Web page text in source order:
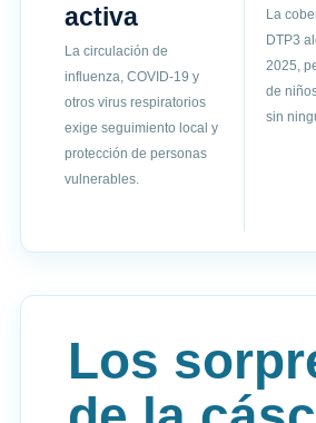
activa
La circulación de
influenza, COVID-19 y
otros virus respiratorios
exige seguimiento local y
protección de personas
vulnerables.
La
DTP3
2025,
de
sin
Los